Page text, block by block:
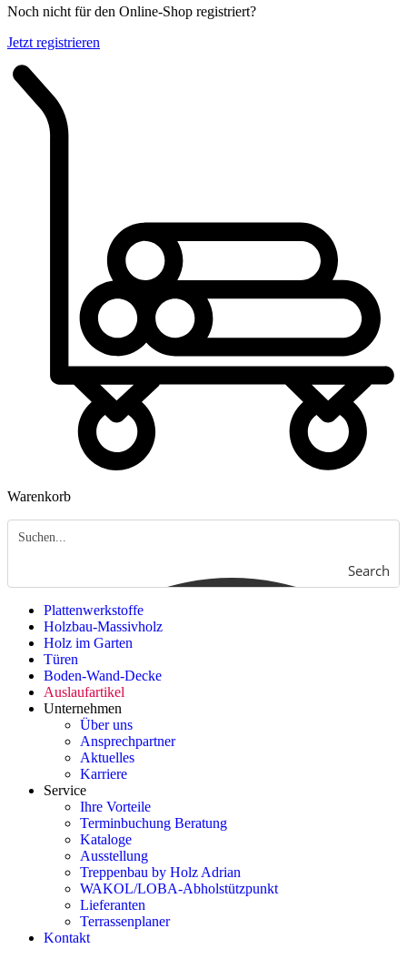
Noch nicht für den Online-Shop registriert?
Jetzt registrieren
Warenkorb
Search
Plattenwerkstoffe
Holzbau-Massivholz
Holz im Garten
Türen
Boden-Wand-Decke
Auslaufartikel
Unternehmen
Über uns
Ansprechpartner
Aktuelles
Karriere
Service
Ihre Vorteile
Terminbuchung Beratung
Kataloge
Ausstellung
Treppenbau by Holz Adrian
WAKOL/LOBA-Abholstützpunkt
Lieferanten
Terrassenplaner
Kontakt